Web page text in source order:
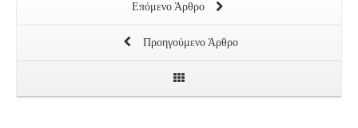
Επόμενο Άρθρο
Προηγούμενο Άρθρο